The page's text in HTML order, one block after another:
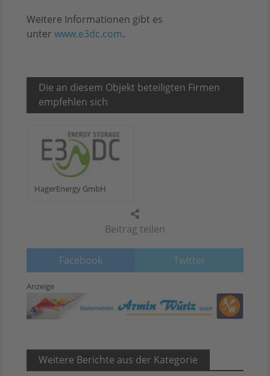
Beitrag teilen
Facebook Twitter
Weitere Informationen gibt es
unter www.e3dc.com.
Die an diesem Objekt beteiligten Firmen
empfehlen sich
HagerEnergy GmbH
Anzeige
Weitere Berichte aus der Kategorie